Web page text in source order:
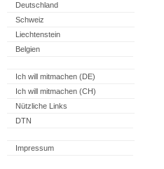
Deutschland
Schweiz
Liechtenstein
Belgien
Ich will mitmachen (DE)
Ich will mitmachen (CH)
Nützliche Links
DTN
Impressum